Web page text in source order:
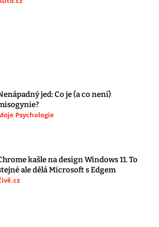
jed: Co je (a co není)
Psychologie
kašle na design Windows 11. To
ale dělá Microsoft s Edgem